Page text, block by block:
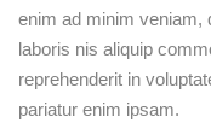
enim ad minim veniam,
laboris nis aliquip
reprehenderit in
pariatur enim ipsam.